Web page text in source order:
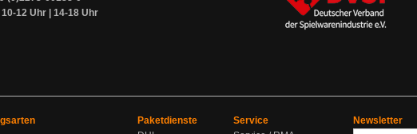
10-12 Uhr | 14-18 Uhr
Paketdienste
Service
Newsletter